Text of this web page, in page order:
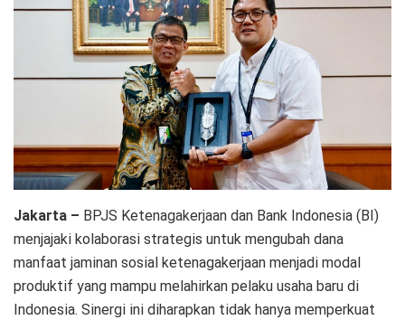
Jakarta – BPJS Ketenagakerjaan dan Bank Indonesia (BI)
menjajaki kolaborasi strategis untuk mengubah dana
manfaat jaminan sosial ketenagakerjaan menjadi modal
produktif yang mampu melahirkan pelaku usaha baru di
Indonesia. Sinergi ini diharapkan tidak hanya memperkuat